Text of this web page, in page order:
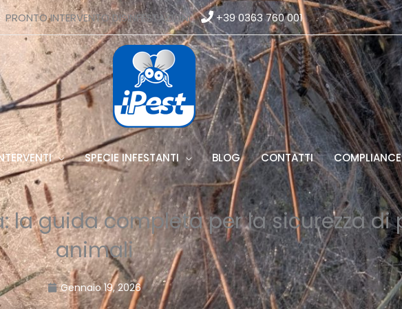
PRONTO INTERVENTO DISINFESTAZIONI +39 0363 760 001
SPECIE INFESTANTI BLOG CONTATTI COMPLIANCE
la guida completa per la sicurezza di
animali
Gennaio 19, 2026